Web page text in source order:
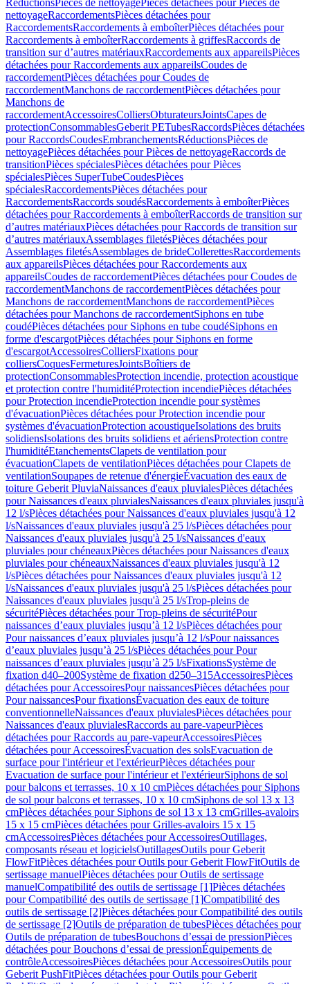
RéductionsPièces de nettoyagePièces détachées pour Pièces de
nettoyageRaccordementsPièces détachées pour
RaccordementsRaccordements à emboîterPièces détachées pour
Raccordements à emboîterRaccordements à griffesRaccords de
transition sur d’autres matériauxRaccordements aux appareilsPièces
détachées pour Raccordements aux appareilsCoudes de
raccordementPièces détachées pour Coudes de
raccordementManchons de raccordementPièces détachées pour
Manchons de
raccordementAccessoiresColliersObturateursJointsCapes de
protectionConsommablesGeberit PETubesRaccordsPièces détachées
pour RaccordsCoudesEmbranchementsRéductionsPièces de
nettoyagePièces détachées pour Pièces de nettoyageRaccords de
transitionPièces spécialesPièces détachées pour Pièces
spécialesPièces SuperTubeCoudesPièces
spécialesRaccordementsPièces détachées pour
RaccordementsRaccords soudésRaccordements à emboîterPièces
détachées pour Raccordements à emboîterRaccords de transition sur
d’autres matériauxPièces détachées pour Raccords de transition sur
d’autres matériauxAssemblages filetésPièces détachées pour
Assemblages filetésAssemblages de brideCollerettesRaccordements
aux appareilsPièces détachées pour Raccordements aux
appareilsCoudes de raccordementPièces détachées pour Coudes de
raccordementManchons de raccordementPièces détachées pour
Manchons de raccordementManchons de raccordementPièces
détachées pour Manchons de raccordementSiphons en tube
coudéPièces détachées pour Siphons en tube coudéSiphons en
forme d'escargotPièces détachées pour Siphons en forme
d'escargotAccessoiresColliersFixations pour
colliersCoquesFermeturesJointsBoîtiers de
protectionConsommablesProtection incendie, protection acoustique
et protection contre l'humiditéProtection incendiePièces détachées
pour Protection incendieProtection incendie pour systèmes
d'évacuationPièces détachées pour Protection incendie pour
systèmes d'évacuationProtection acoustiqueIsolations des bruits
solidiensIsolations des bruits solidiens et aériensProtection contre
l'humiditéEtanchementsClapets de ventilation pour
évacuationClapets de ventilationPièces détachées pour Clapets de
ventilationSoupapes de retenue d'énergieÉvacuation des eaux de
toiture Geberit PluviaNaissances d'eaux pluvialesPièces détachées
pour Naissances d'eaux pluvialesNaissances d'eaux pluviales jusqu'à
12 l/sPièces détachées pour Naissances d'eaux pluviales jusqu'à 12
l/sNaissances d'eaux pluviales jusqu'à 25 l/sPièces détachées pour
Naissances d'eaux pluviales jusqu'à 25 l/sNaissances d'eaux
pluviales pour chéneauxPièces détachées pour Naissances d'eaux
pluviales pour chéneauxNaissances d'eaux pluviales jusqu'à 12
l/sPièces détachées pour Naissances d'eaux pluviales jusqu'à 12
l/sNaissances d'eaux pluviales jusqu'à 25 l/sPièces détachées pour
Naissances d'eaux pluviales jusqu'à 25 l/sTrop-pleins de
sécuritéPièces détachées pour Trop-pleins de sécuritéPour
naissances d’eaux pluviales jusqu’à 12 l/sPièces détachées pour
Pour naissances d’eaux pluviales jusqu’à 12 l/sPour naissances
d’eaux pluviales jusqu’à 25 l/sPièces détachées pour Pour
naissances d’eaux pluviales jusqu’à 25 l/sFixationsSystème de
fixation d40–200Système de fixation d250–315AccessoiresPièces
détachées pour AccessoiresPour naissancesPièces détachées pour
Pour naissancesPour fixationsÉvacuation des eaux de toiture
conventionnelleNaissances d'eaux pluvialesPièces détachées pour
Naissances d'eaux pluvialesRaccords au pare-vapeurPièces
détachées pour Raccords au pare-vapeurAccessoiresPièces
détachées pour AccessoiresÉvacuation des solsEvacuation de
surface pour l'intérieur et l'extérieurPièces détachées pour
Evacuation de surface pour l'intérieur et l'extérieurSiphons de sol
pour balcons et terrasses, 10 x 10 cmPièces détachées pour Siphons
de sol pour balcons et terrasses, 10 x 10 cmSiphons de sol 13 x 13
cmPièces détachées pour Siphons de sol 13 x 13 cmGrilles-avaloirs
15 x 15 cmPièces détachées pour Grilles-avaloirs 15 x 15
cmAccessoiresPièces détachées pour AccessoiresOutillages,
composants réseau et logicielsOutillagesOutils pour Geberit
FlowFitPièces détachées pour Outils pour Geberit FlowFitOutils de
sertissage manuelPièces détachées pour Outils de sertissage
manuelCompatibilité des outils de sertissage [1]Pièces détachées
pour Compatibilité des outils de sertissage [1]Compatibilité des
outils de sertissage [2]Pièces détachées pour Compatibilité des outils
de sertissage [2]Outils de préparation de tubesPièces détachées pour
Outils de préparation de tubesBouchons d’essai de pressionPièces
détachées pour Bouchons d’essai de pressionÉquipements de
contrôleAccessoiresPièces détachées pour AccessoiresOutils pour
Geberit PushFitPièces détachées pour Outils pour Geberit